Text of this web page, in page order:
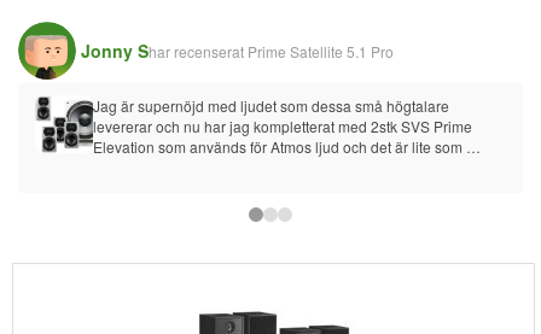
Jonny Shar recenserat Prime Satellite 5.1 Pro
Jag är supernöjd med ljudet som dessa små högtalare
levererar och nu har jag kompletterat med 2stk SVS Prime
Elevation som används för Atmos ljud och det är lite som